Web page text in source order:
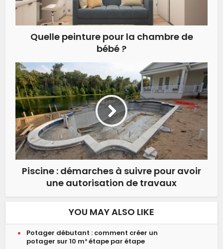
Quelle peinture pour la chambre de
bébé ?
Piscine : démarches à suivre pour avoir
une autorisation de travaux
YOU MAY ALSO LIKE
Potager débutant : comment créer un
potager sur 10 m² étape par étape